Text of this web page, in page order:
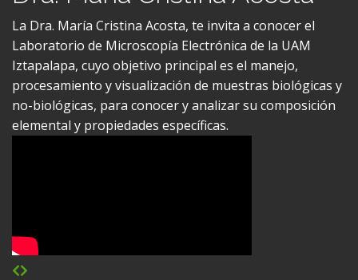
La Dra. María Cristina Acosta, te invita a conocer el
Laboratorio de Microscopía Electrónica de la UAM
Iztapalapa, cuyo objetivo principal es el manejo,
procesamiento y visualización de muestras biológicas y
no-biológicas, para conocer y analizar su composición
elemental y propiedades específicas.